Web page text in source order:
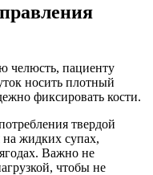
челюсть, пациенту
носить плотный
фиксировать кости.
твердой
жидких супах,
Важно не
чтобы не